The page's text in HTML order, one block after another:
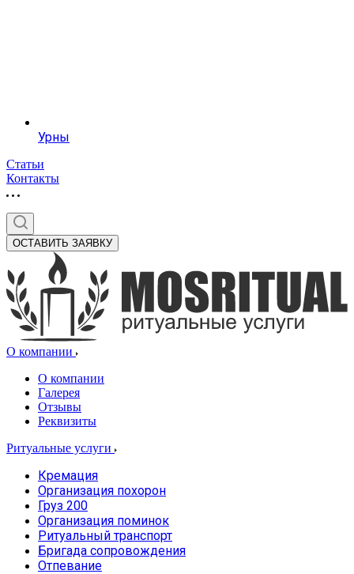
Урны
Статьи
Контакты
ОСТАВИТЬ ЗАЯВКУ
О компании
О компании
Галерея
Отзывы
Реквизиты
Ритуальные услуги
Кремация
Организация похорон
Груз 200
Организация поминок
Ритуальный транспорт
Бригада сопровождения
Отпевание